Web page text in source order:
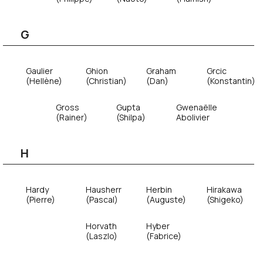
G
Gaulier
(Hellène)
Ghion
(Christian)
Graham
(Dan)
Grcic
(Konstantin)
Gross
(Rainer)
Gupta
(Shilpa)
Gwenaëlle
Abolivier
H
Hardy
(Pierre)
Hausherr
(Pascal)
Herbin
(Auguste)
Hirakawa
(Shigeko)
Horvath
(Laszlo)
Hyber
(Fabrice)